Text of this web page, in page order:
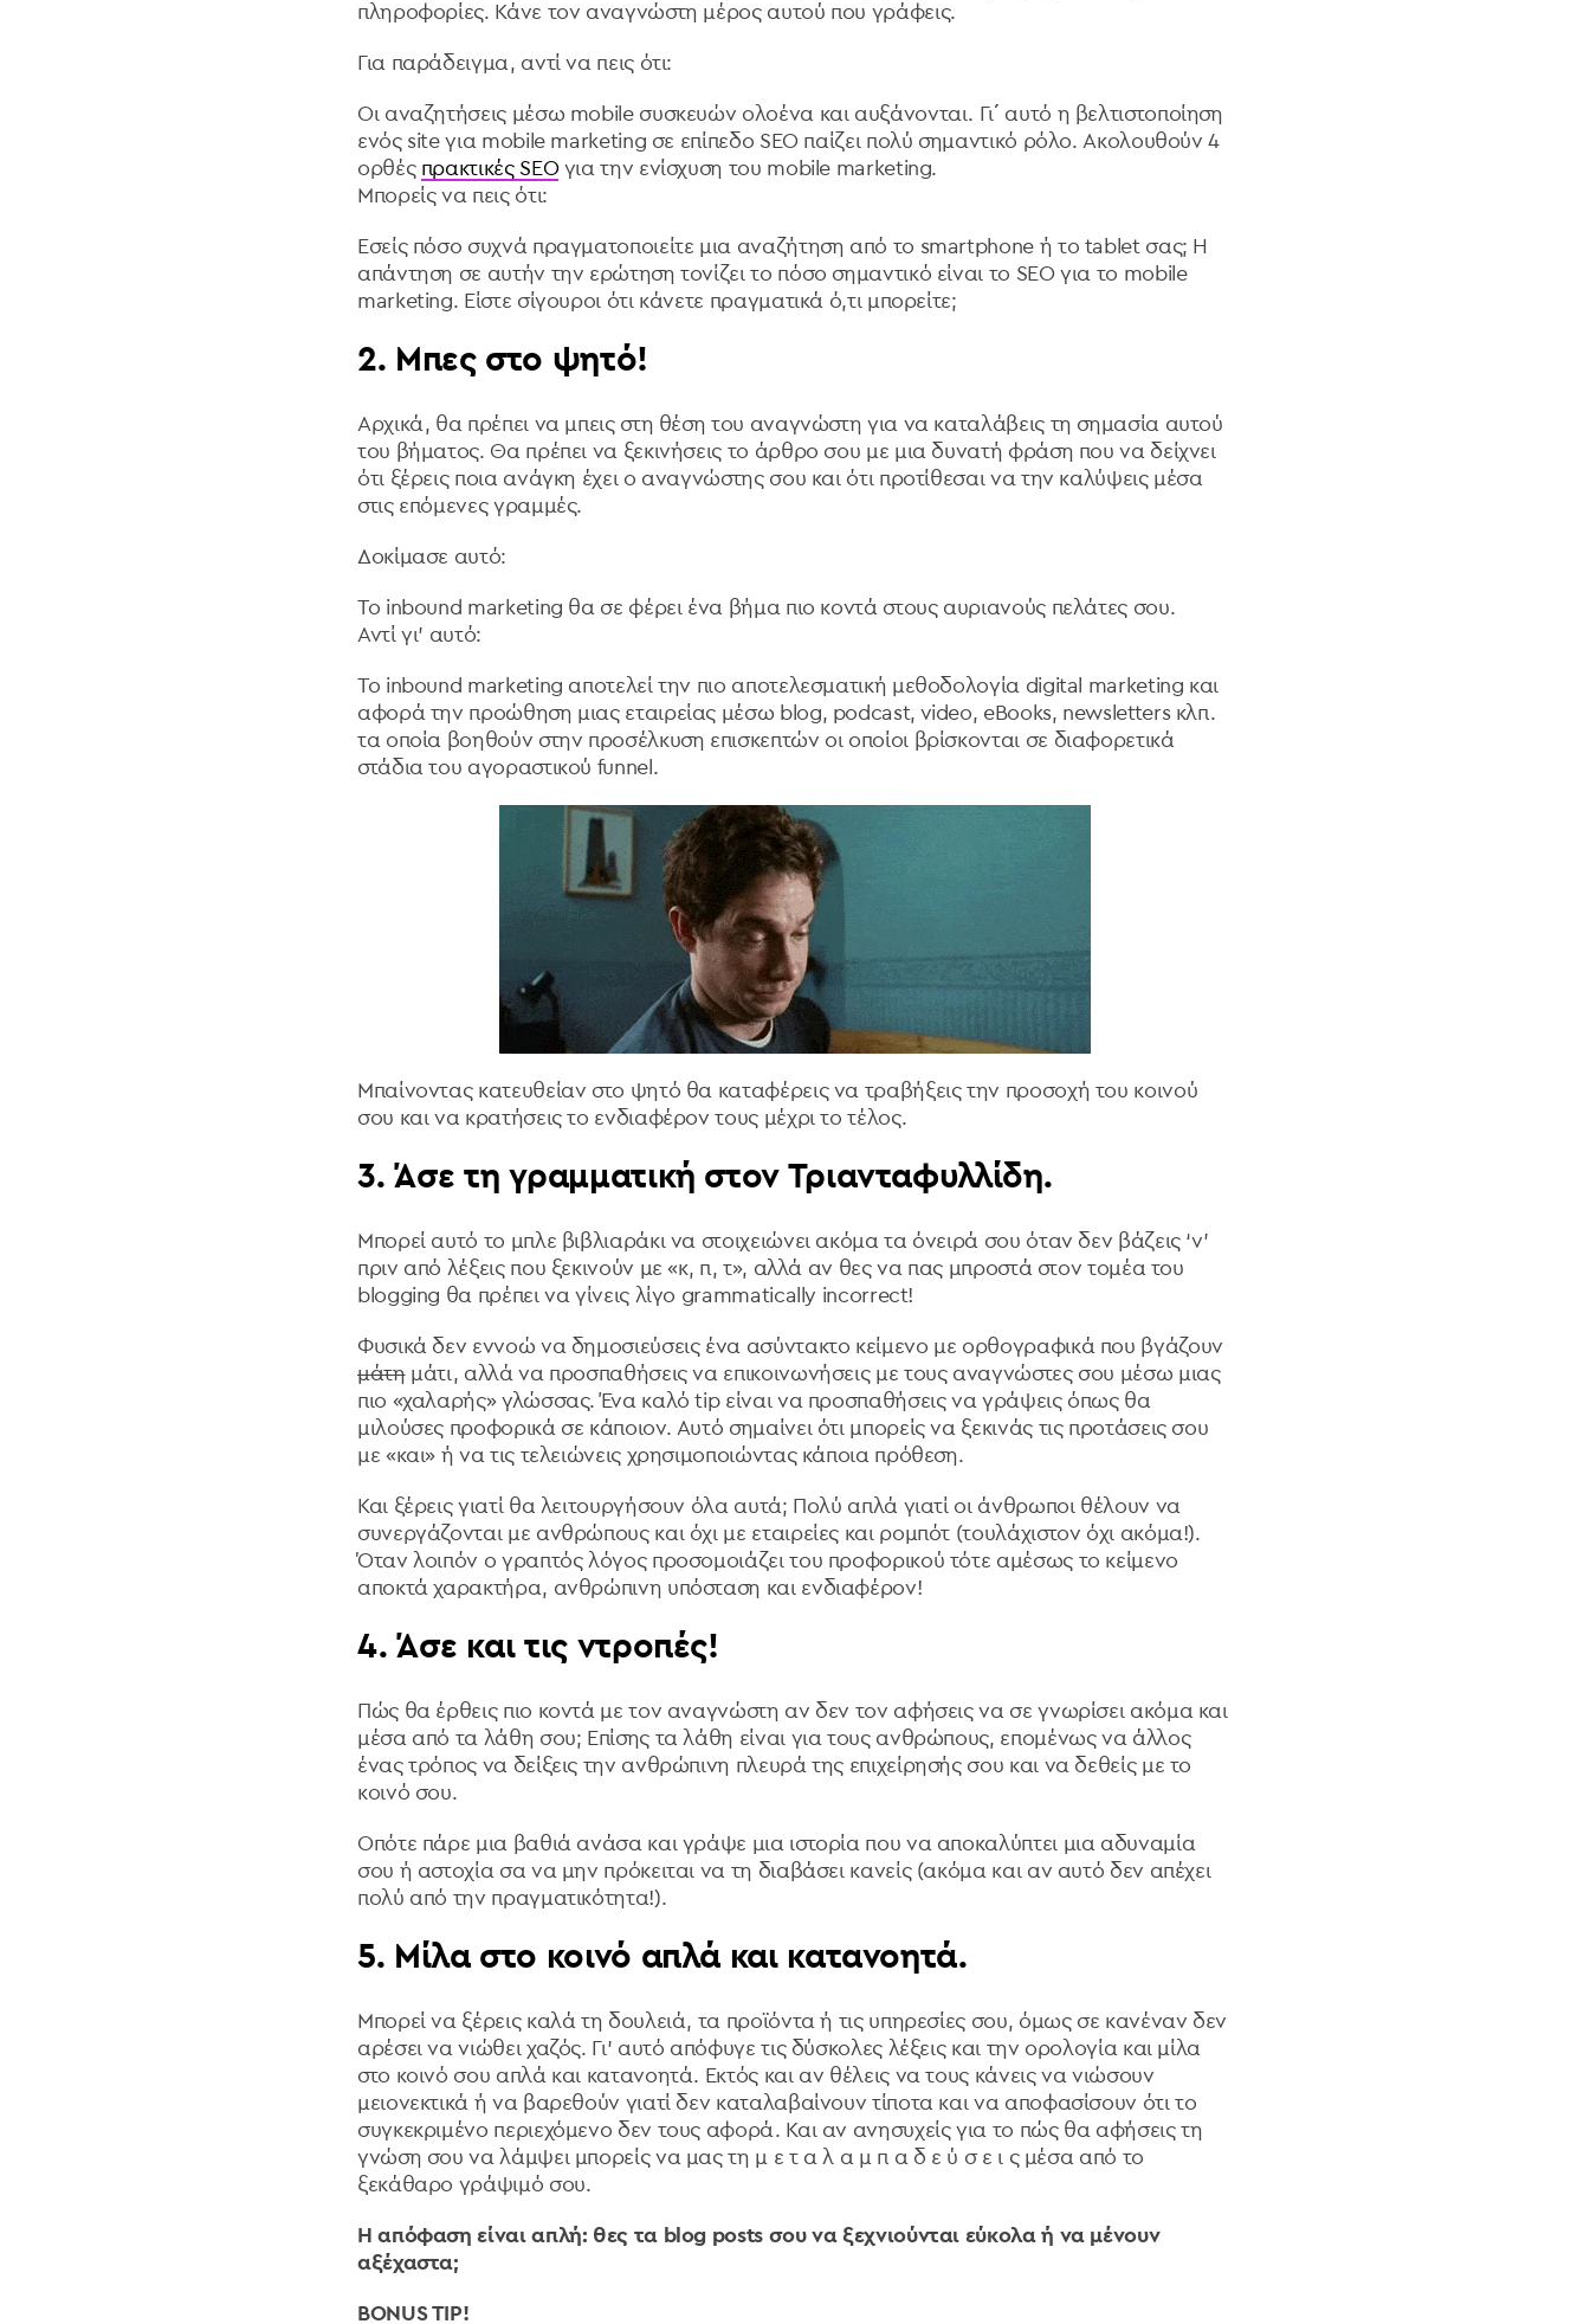
πληροφορίες. Κάνε τον αναγνώστη μέρος αυτού που γράφεις.
Για παράδειγμα, αντί να πεις ότι:
Οι αναζητήσεις μέσω mobile συσκευών ολοένα και αυξάνονται. Γι΄ αυτό η βελτιστοποίηση
ενός site για mobile marketing σε επίπεδο SEO παίζει πολύ σημαντικό ρόλο. Ακολουθούν 4
ορθές πρακτικές SEOγια την ενίσχυση του mobile marketing.
Μπορείς να πεις ότι:
Εσείς πόσο συχνά πραγματοποιείτε μια αναζήτηση από το smartphone ή το tablet σας; Η
απάντηση σε αυτήν την ερώτηση τονίζει το πόσο σημαντικό είναι το SEO για τo mobile
marketing. Είστε σίγουροι ότι κάνετε πραγματικά ό,τι μπορείτε;
2. Μπες στο ψητό!
Αρχικά, θα πρέπει να μπεις στη θέση του αναγνώστη για να καταλάβεις τη σημασία αυτού
του βήματος. Θα πρέπει να ξεκινήσεις το άρθρο σου με μια δυνατή φράση που να δείχνει
ότι ξέρεις ποια ανάγκη έχει ο αναγνώστης σου και ότι προτίθεσαι να την καλύψεις μέσα
στις επόμενες γραμμές.
Δοκίμασε αυτό:
To inbound marketing θα σε φέρει ένα βήμα πιο κοντά στους αυριανούς πελάτες σου.
Αντί γι’ αυτό:
Το inbound marketing αποτελεί την πιο αποτελεσματική μεθοδολογία digital marketing και
αφορά την προώθηση μιας εταιρείας μέσω blog, podcast, video, eBooks, newsletters κλπ.
τα οποία βοηθούν στην προσέλκυση επισκεπτών οι οποίοι βρίσκονται σε διαφορετικά
στάδια του αγοραστικού funnel.
Μπαίνοντας κατευθείαν στο ψητό θα καταφέρεις να τραβήξεις την προσοχή του κοινού
σου και να κρατήσεις το ενδιαφέρον τους μέχρι το τέλος.
3. Άσε τη γραμματική στον Τριανταφυλλίδη.
Μπορεί αυτό το μπλε βιβλιαράκι να στοιχειώνει ακόμα τα όνειρά σου όταν δεν βάζεις ‘ν’
πριν από λέξεις που ξεκινούν με «κ, π, τ», αλλά αν θες να πας μπροστά στον τομέα του
blogging θα πρέπει να γίνεις λίγο grammatically incorrect!
Φυσικά δεν εννοώ να δημοσιεύσεις ένα ασύντακτο κείμενο με ορθογραφικά που βγάζουν
μάτημάτι, αλλά να προσπαθήσεις να επικοινωνήσεις με τους αναγνώστες σου μέσω μιας
πιο «χαλαρής» γλώσσας. Ένα καλό tip είναι να προσπαθήσεις να γράψεις όπως θα
μιλούσες προφορικά σε κάποιον. Αυτό σημαίνει ότι μπορείς να ξεκινάς τις προτάσεις σου
με «και» ή να τις τελειώνεις χρησιμοποιώντας κάποια πρόθεση.
Και ξέρεις γιατί θα λειτουργήσουν όλα αυτά; Πολύ απλά γιατί οι άνθρωποι θέλουν να
συνεργάζονται με ανθρώπους και όχι με εταιρείες και ρομπότ (τουλάχιστον όχι ακόμα!).
Όταν λοιπόν ο γραπτός λόγος προσομοιάζει του προφορικού τότε αμέσως το κείμενο
αποκτά χαρακτήρα, ανθρώπινη υπόσταση και ενδιαφέρον!
4. Άσε και τις ντροπές!
Πώς θα έρθεις πιο κοντά με τον αναγνώστη αν δεν τον αφήσεις να σε γνωρίσει ακόμα και
μέσα από τα λάθη σου; Επίσης τα λάθη είναι για τους ανθρώπους, επομένως να άλλος
ένας τρόπος να δείξεις την ανθρώπινη πλευρά της επιχείρησής σου και να δεθείς με το
κοινό σου.
Οπότε πάρε μια βαθιά ανάσα και γράψε μια ιστορία που να αποκαλύπτει μια αδυναμία
σου ή αστοχία σα να μην πρόκειται να τη διαβάσει κανείς (ακόμα και αν αυτό δεν απέχει
πολύ από την πραγματικότητα!).
5. Μίλα στο κοινό απλά και κατανοητά.
Μπορεί να ξέρεις καλά τη δουλειά, τα προϊόντα ή τις υπηρεσίες σου, όμως σε κανέναν δεν
αρέσει να νιώθει χαζός. Γι’ αυτό απόφυγε τις δύσκολες λέξεις και την ορολογία και μίλα
στο κοινό σου απλά και κατανοητά. Εκτός και αν θέλεις να τους κάνεις να νιώσουν
μειονεκτικά ή να βαρεθούν γιατί δεν καταλαβαίνουν τίποτα και να αποφασίσουν ότι το
συγκεκριμένο περιεχόμενο δεν τους αφορά. Και αν ανησυχείς για το πώς θα αφήσεις τη
γνώση σου να λάμψει μπορείς να μας τη μ ε τ α λ α μ π α δ ε ύ σ ε ι ς μέσα από το
ξεκάθαρο γράψιμό σου.
Η απόφαση είναι απλή: θες τα blog posts σου να ξεχνιούνται εύκολα ή να μένουν
αξέχαστα;
BONUS TIP!